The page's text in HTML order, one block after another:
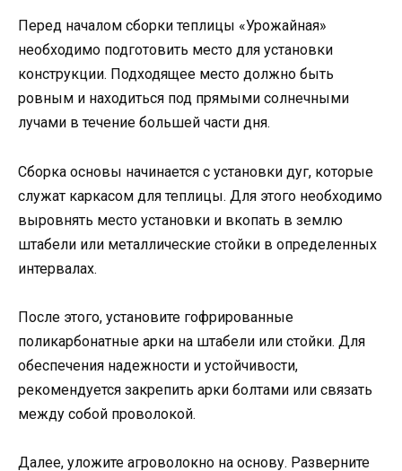
Перед началом сборки теплицы «Урожайная»
необходимо подготовить место для установки
конструкции. Подходящее место должно быть
ровным и находиться под прямыми солнечными
лучами в течение большей части дня.
Сборка основы начинается с установки дуг, которые
служат каркасом для теплицы. Для этого необходимо
выровнять место установки и вкопать в землю
штабели или металлические стойки в определенных
интервалах.
После этого, установите гофрированные
поликарбонатные арки на штабели или стойки. Для
обеспечения надежности и устойчивости,
рекомендуется закрепить арки болтами или связать
между собой проволокой.
Далее, уложите агроволокно на основу. Разверните